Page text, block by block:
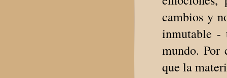
cambios y
inmutable -
mundo. Por
que la